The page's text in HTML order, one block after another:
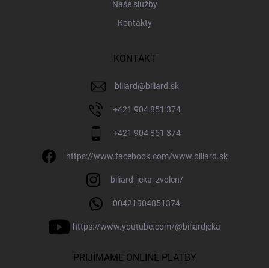
Naše služby
Kontakty
KONTAKT
biliard@biliard.sk
+421 904 851 374
+421 904 851 374
https://www.facebook.com/www.biliard.sk
biliard_jeka_zvolen/
00421904851374
https://www.youtube.com/@biliardjeka
PRIJÍMAME ONLINE PLATBY